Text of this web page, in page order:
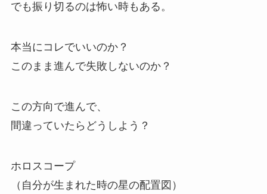
でも振り切るのは怖い時もある。
本当にコレでいいのか？
このまま進んで失敗しないのか？
この方向で進んで、
間違っていたらどうしよう？
ホロスコープ
（自分が生まれた時の星の配置図）